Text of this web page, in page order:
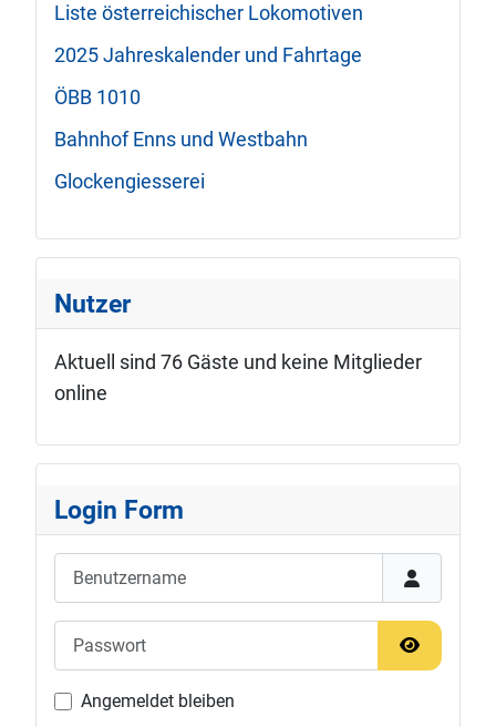
Liste österreichischer Lokomotiven
2025 Jahreskalender und Fahrtage
ÖBB 1010
Bahnhof Enns und Westbahn
Glockengiesserei
Nutzer
Aktuell sind 76 Gäste und keine Mitglieder
online
Login Form
Passwort
Angemeldet bleiben